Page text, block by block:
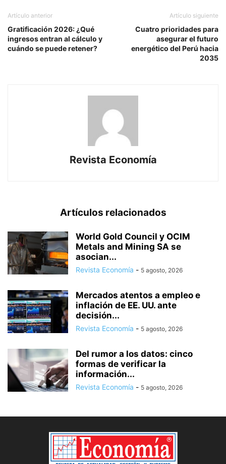
Artículo anterior
Gratificación 2026: ¿Qué
ingresos entran al cálculo y
cuándo se puede retener?
Artículo siguiente
Cuatro prioridades para
asegurar el futuro
energético del Perú hacia
2035
Revista Economía
Artículos relacionados
World Gold Council y OCIM
Metals and Mining SA se
asocian...
Revista Economía - 5 agosto, 2026
Mercados atentos a empleo e
inflación de EE. UU. ante
decisión...
Revista Economía - 5 agosto, 2026
Del rumor a los datos: cinco
formas de verificar la
información...
Revista Economía - 5 agosto, 2026